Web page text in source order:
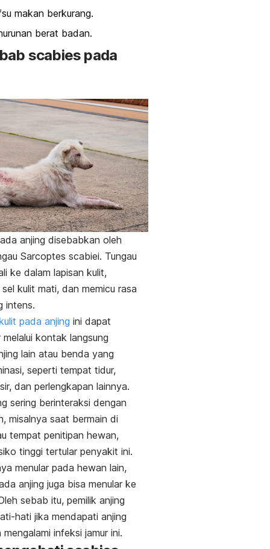
makan berkurang.
berat badan.
scabies pada
anjing disebabkan oleh
Sarcoptes scabiei. Tungau
ke dalam lapisan kulit,
kulit mati, dan memicu rasa
intens.
pada anjing ini dapat
kontak langsung
lain atau benda yang
seperti tempat tidur,
dan perlengkapan lainnya.
sering berinteraksi dengan
misalnya saat bermain di
tempat penitipan hewan,
tinggi tertular penyakit ini.
menular pada hewan lain,
anjing juga bisa menular ke
sebab itu, pemilik anjing
hati jika mendapati anjing
mengalami infeksi jamur ini.